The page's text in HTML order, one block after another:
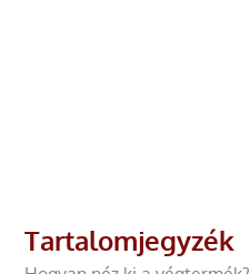
Tartalomjegyzék